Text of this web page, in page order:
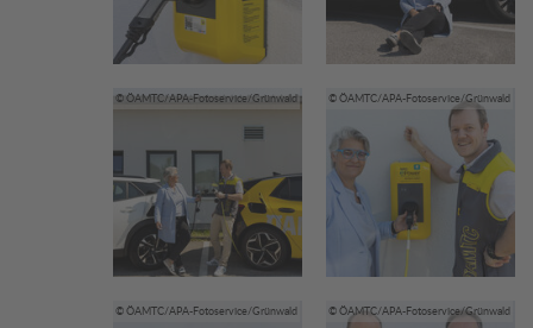
© ÖAMTC/APA-Fotoservice/Grünwald © ÖAMTC/APA-Fotoservice/Grünwald
© ÖAMTC/APA-Fotoservice/Grünwald © ÖAMTC/APA-Fotoservice/Grünwald